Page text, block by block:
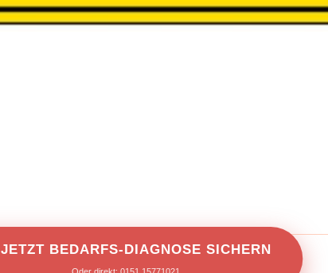
JETZT BEDARFS-DIAGNOSE SICHERN
IMPRESSUM DATENSCHUTZ